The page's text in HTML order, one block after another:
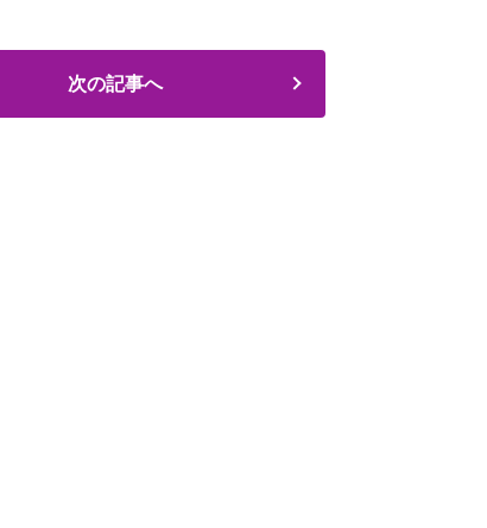
次の記事へ